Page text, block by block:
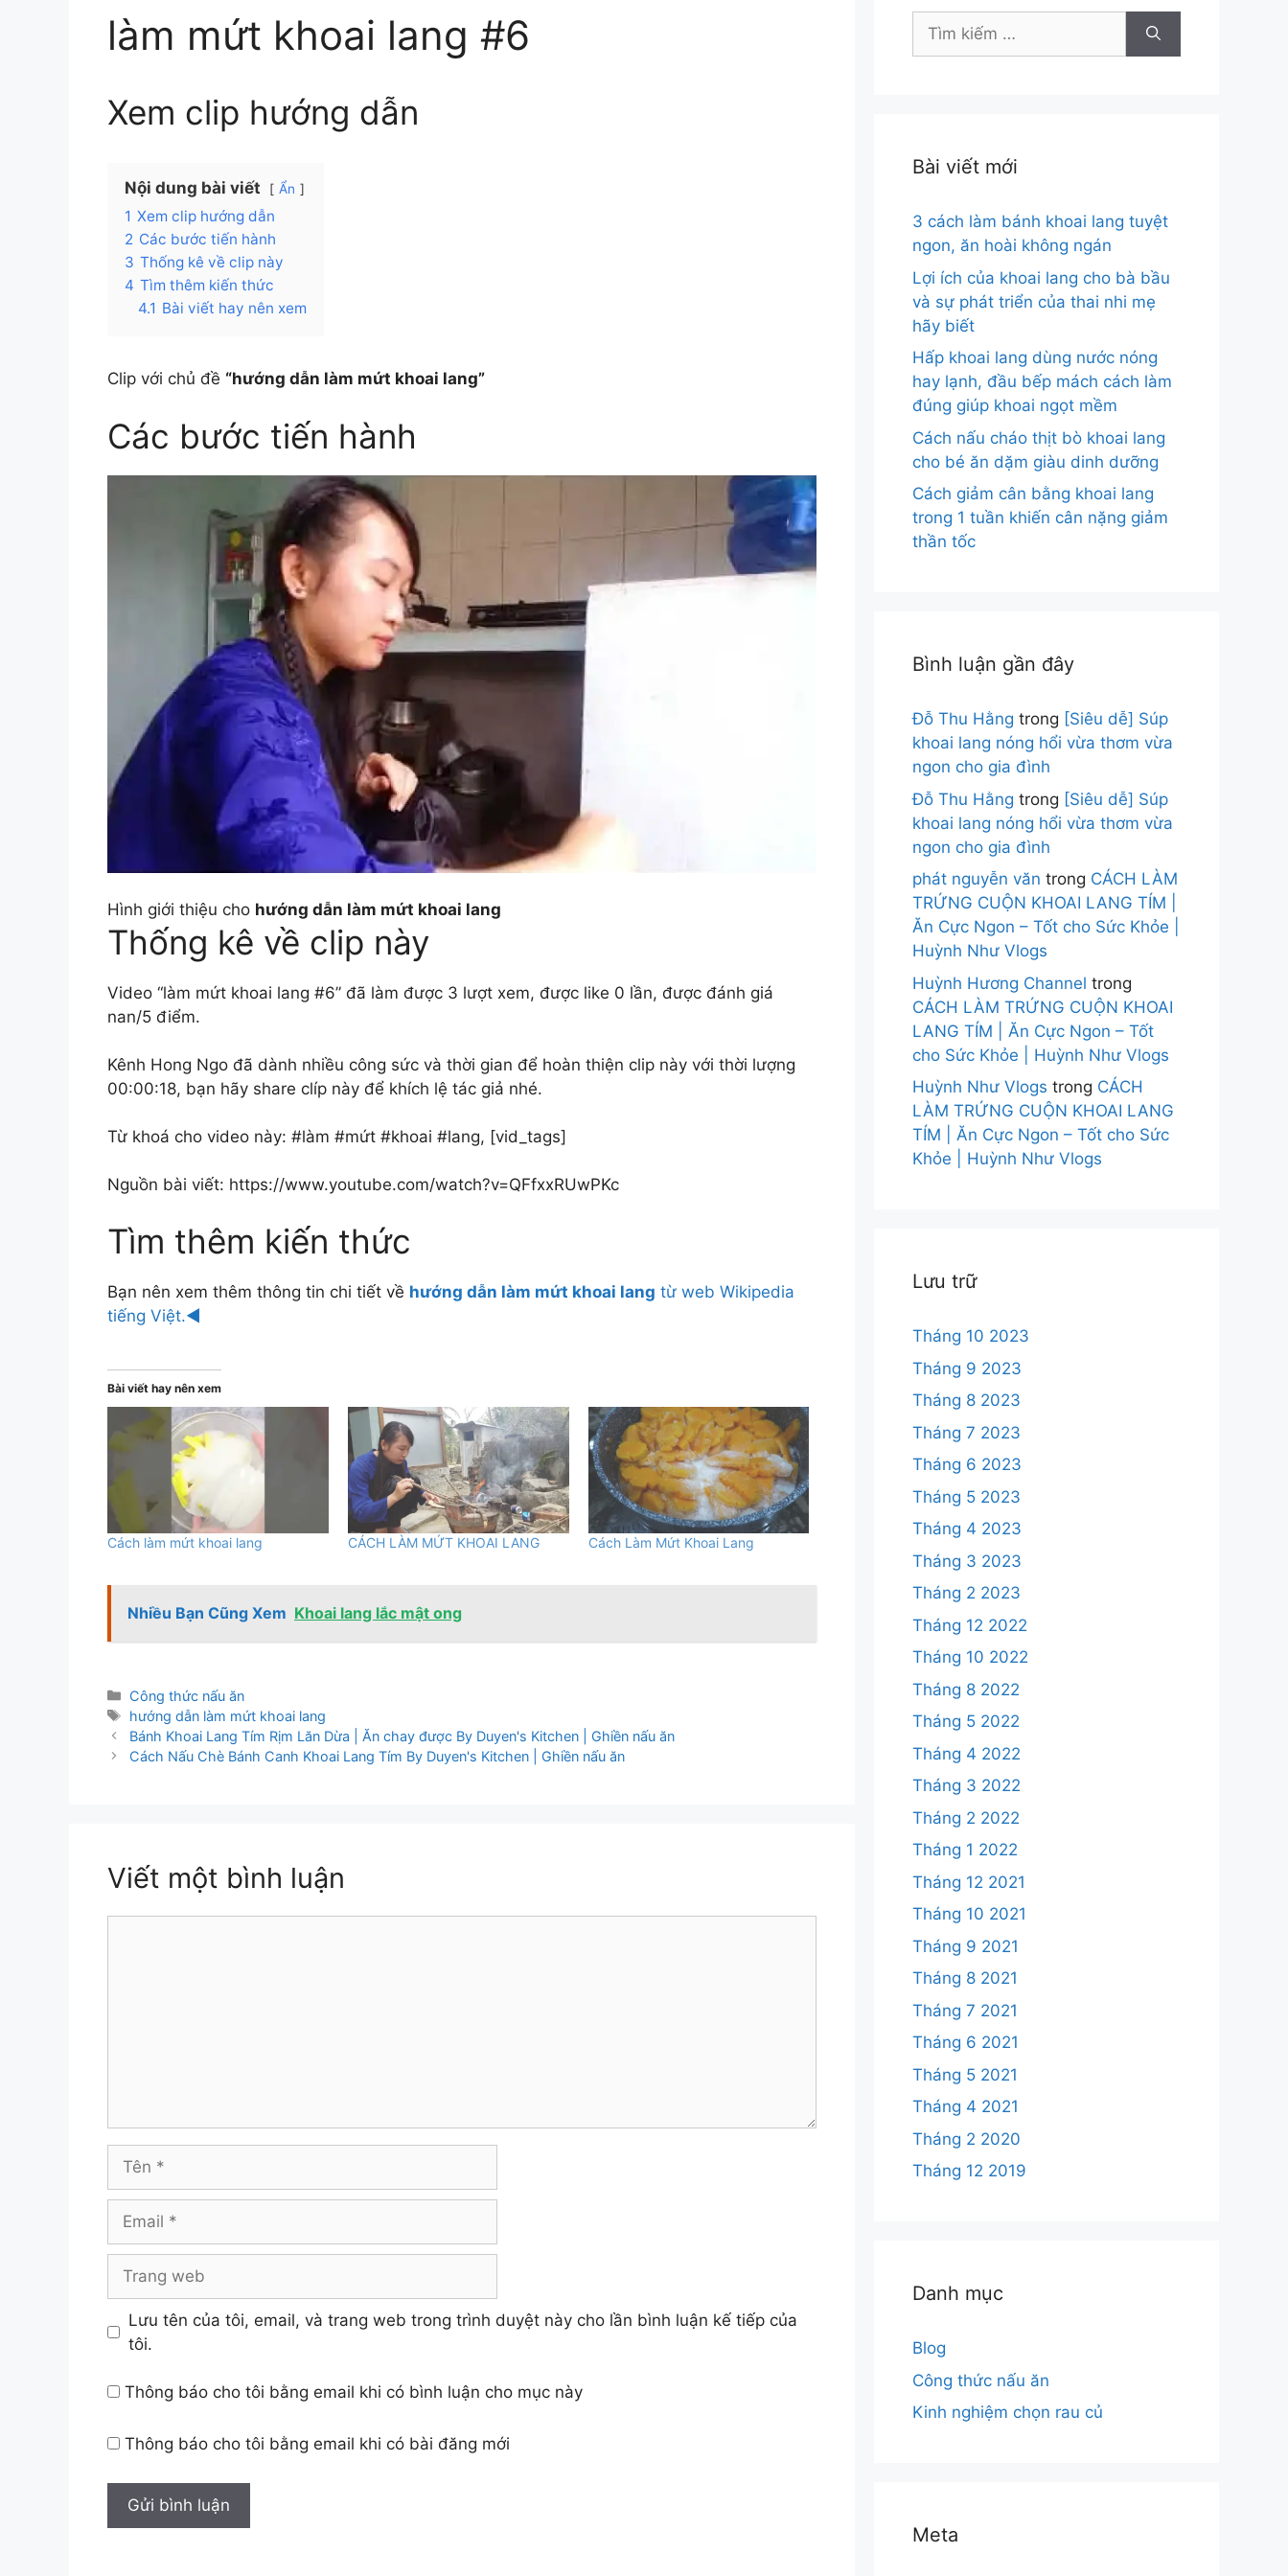
làm mứt khoai lang #6
Xem clip hướng dẫn
Nội dung bài viết Ẩn
1 Xem clip hướng dẫn
2 Các bước tiến hành
3 Thống kê về clip này
4 Tìm thêm kiến thức
4.1 Bài viết hay nên xem
Clip với chủ đề “hướng dẫn làm mứt khoai lang”
Các bước tiến hành
Hình giới thiệu cho hướng dẫn làm mứt khoai lang
Thống kê về clip này
Video “làm mứt khoai lang #6” đã làm được 3 lượt xem, được like 0 lần, được đánh giá
nan/5 điểm.
Kênh Hong Ngo đã dành nhiều công sức và thời gian để hoàn thiện clip này với thời lượng
00:00:18, bạn hãy share clíp này để khích lệ tác giả nhé.
Từ khoá cho video này: #làm #mứt #khoai #lang, [vid_tags]
Nguồn bài viết: https://www.youtube.com/watch?v=QFfxxRUwPKc
Tìm thêm kiến thức
Bạn nên xem thêm thông tin chi tiết về hướng dẫn làm mứt khoai lang từ web Wikipedia
tiếng Việt.◄
Bài viết hay nên xem
Cách làm mứt khoai lang CÁCH LÀM MỨT KHOAI LANG Cách Làm Mứt Khoai Lang
Nhiều Bạn Cũng Xem Khoai lang lắc mật ong
Danh
mục
Công thức nấu ăn
Thẻ
hướng dẫn làm mứt khoai lang
Bánh Khoai Lang Tím Rịm Lăn Dừa | Ăn chay được By Duyen's Kitchen | Ghiền nấu ăn
Cách Nấu Chè Bánh Canh Khoai Lang Tím By Duyen's Kitchen | Ghiền nấu ăn
Viết một bình luận
web
Lưu tên của tôi, email, và trang web trong trình duyệt này cho lần bình luận kế tiếp của
tôi.
Thông báo cho tôi bằng email khi có bình luận cho mục này
Thông báo cho tôi bằng email khi có bài đăng mới
Tìm
Bài viết mới
3 cách làm bánh khoai lang tuyệt
ngon, ăn hoài không ngán
Lợi ích của khoai lang cho bà bầu
và sự phát triển của thai nhi mẹ
hãy biết
Hấp khoai lang dùng nước nóng
hay lạnh, đầu bếp mách cách làm
đúng giúp khoai ngọt mềm
Cách nấu cháo thịt bò khoai lang
cho bé ăn dặm giàu dinh dưỡng
Cách giảm cân bằng khoai lang
trong 1 tuần khiến cân nặng giảm
thần tốc
Bình luận gần đây
Đỗ Thu Hằng trong [Siêu dễ] Súp
khoai lang nóng hổi vừa thơm vừa
ngon cho gia đình
Đỗ Thu Hằng trong [Siêu dễ] Súp
khoai lang nóng hổi vừa thơm vừa
ngon cho gia đình
phát nguyễn văn trong CÁCH LÀM
TRỨNG CUỘN KHOAI LANG TÍM |
Ăn Cực Ngon – Tốt cho Sức Khỏe |
Huỳnh Như Vlogs
Huỳnh Hương Channel trong
CÁCH LÀM TRỨNG CUỘN KHOAI
LANG TÍM | Ăn Cực Ngon – Tốt
cho Sức Khỏe | Huỳnh Như Vlogs
Huỳnh Như Vlogs trong CÁCH
LÀM TRỨNG CUỘN KHOAI LANG
TÍM | Ăn Cực Ngon – Tốt cho Sức
Khỏe | Huỳnh Như Vlogs
Lưu trữ
Tháng 10 2023
Tháng 9 2023
Tháng 8 2023
Tháng 7 2023
Tháng 6 2023
Tháng 5 2023
Tháng 4 2023
Tháng 3 2023
Tháng 2 2023
Tháng 12 2022
Tháng 10 2022
Tháng 8 2022
Tháng 5 2022
Tháng 4 2022
Tháng 3 2022
Tháng 2 2022
Tháng 1 2022
Tháng 12 2021
Tháng 10 2021
Tháng 9 2021
Tháng 8 2021
Tháng 7 2021
Tháng 6 2021
Tháng 5 2021
Tháng 4 2021
Tháng 2 2020
Tháng 12 2019
Danh mục
Blog
Công thức nấu ăn
Kinh nghiệm chọn rau củ
Meta